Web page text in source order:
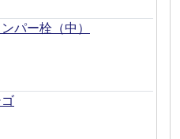
パー栓（中）